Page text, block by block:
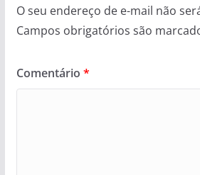
O seu endereço de e-mail não
Campos obrigatórios são
Comentário *